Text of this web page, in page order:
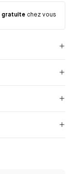
gratuite chez vous